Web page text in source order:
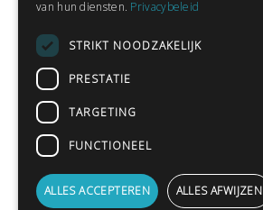
Privacybeleid
Gedichten lezen
Schrijfwedstrijden
Schrijftips
van hun diensten. Privacybeleid
STRIKT NOODZAKELIJK
PRESTATIE
TARGETING
FUNCTIONEEL
ALLES ACCEPTEREN ALLES AFWIJZEN